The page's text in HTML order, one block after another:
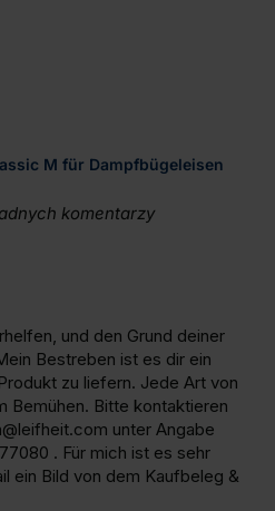
M für Dampfbügeleisen
komentarzy
und den Grund deiner
Bestreben ist es dir ein
zu liefern. Jede Art von
Bemühen. Bitte kontaktieren
unter Angabe
. Für mich ist es sehr
ein Bild von dem Kaufbeleg &